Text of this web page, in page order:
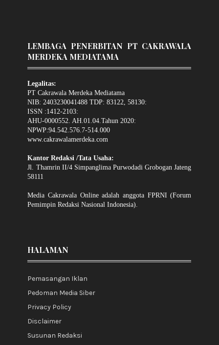
LEMBAGA PENERBITAN PT CAKRAWALA
MERDEKA MEDIATAMA
Legalitas:
PT Cakrawala Merdeka Mediatama
NIB: 2403230041488 TDP: 83122, 58130:
ISSN :1412-2103:
AHU-0000552. AH.01.04.Tahun 2020:
NPWP:94.542.576.7-514.000
www.cakrawalamerdeka.com
Kantor Redaksi /Tata Usaha:
Jl. Thamrin II/4 Simpanglima Purwodadi Grobogan Jateng
58111
Media Cakrawala Online adalah anggota FPRNI (Forum
Pemimpin Redaksi Nasional Indonesia).
HALAMAN
Pemasangan Iklan
Pedoman Media Siber
Privacy Policy
Disclaimer
Susunan Redaksi